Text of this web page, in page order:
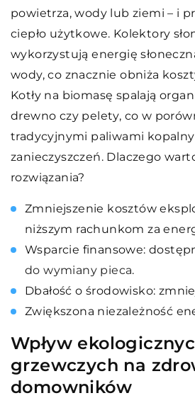
powietrza, wody lub ziemi – i
ciepło użytkowe. Kolektory
wykorzystują energię
wody, co znacznie obniża
Kotły na biomasę spalają
drewno czy pelety, co w
tradycyjnymi paliwami
zanieczyszczeń. Dlaczego
rozwiązania?
Zmniejszenie kosztów
niższym rachunkom za
Wsparcie finansowe:
do wymiany pieca.
Dbałość o środowisko:
Zwiększona niezależność
Wpływ
grzewczych na
domowników